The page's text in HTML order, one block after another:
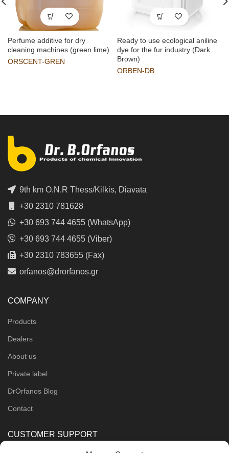
Perfume additive for dry
cleaning machines (green lime)
ORSCENT-GREN
Ready to use ecological aniline
dye for the fur industry (Dark
Brown)
ORBEN-DB
9th km O.N.R Thess/Kilkis, Diavata
+30 2310 781628
+30 693 744 4655 (WhatsApp)
+30 693 744 4655 (Viber)
+30 2310 783655 (Fax)
orfanos@drorfanos.gr
COMPANY
Products
Dealers
About us
Private label
DrOrfanos Blog
Contact
CUSTOMER SUPPORT